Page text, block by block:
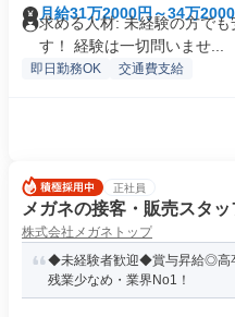
月給31万2000円～34万
求める人材: 未経験の方で
す！ 経験は一切問いませ...
即日勤務OK 交通費支給
正社員
メガネの接客・販売スタッ
株式会社メガネトップ
◆未経験者歓迎◆賞与昇給◎高
残業少なめ・業界No1！